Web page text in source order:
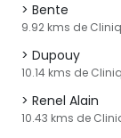
Bente
9.92 kms de
Dupouy
10.14 kms de
Renel Alain
10.43 kms de